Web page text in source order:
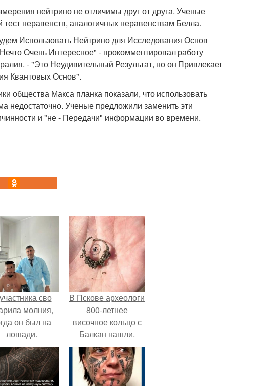
нейтрино не отличимы друг от друга. Ученые
неравенств, аналогичных неравенствам Белла.
Использовать Нейтрино для Исследования Основ
Очень Интересное" - прокомментировал работу
- "Это Неудивительный Результат, но он Привлекает
Квантовых Основ".
общества Макса планка показали, что использовать
недостаточно. Ученые предложили заменить эти
и "не - Передачи" информации во времени.
сво
молния,
он был на
лошади.
В Пскове археологи
800-летнее
височное кольцо с
Балкан нашли.